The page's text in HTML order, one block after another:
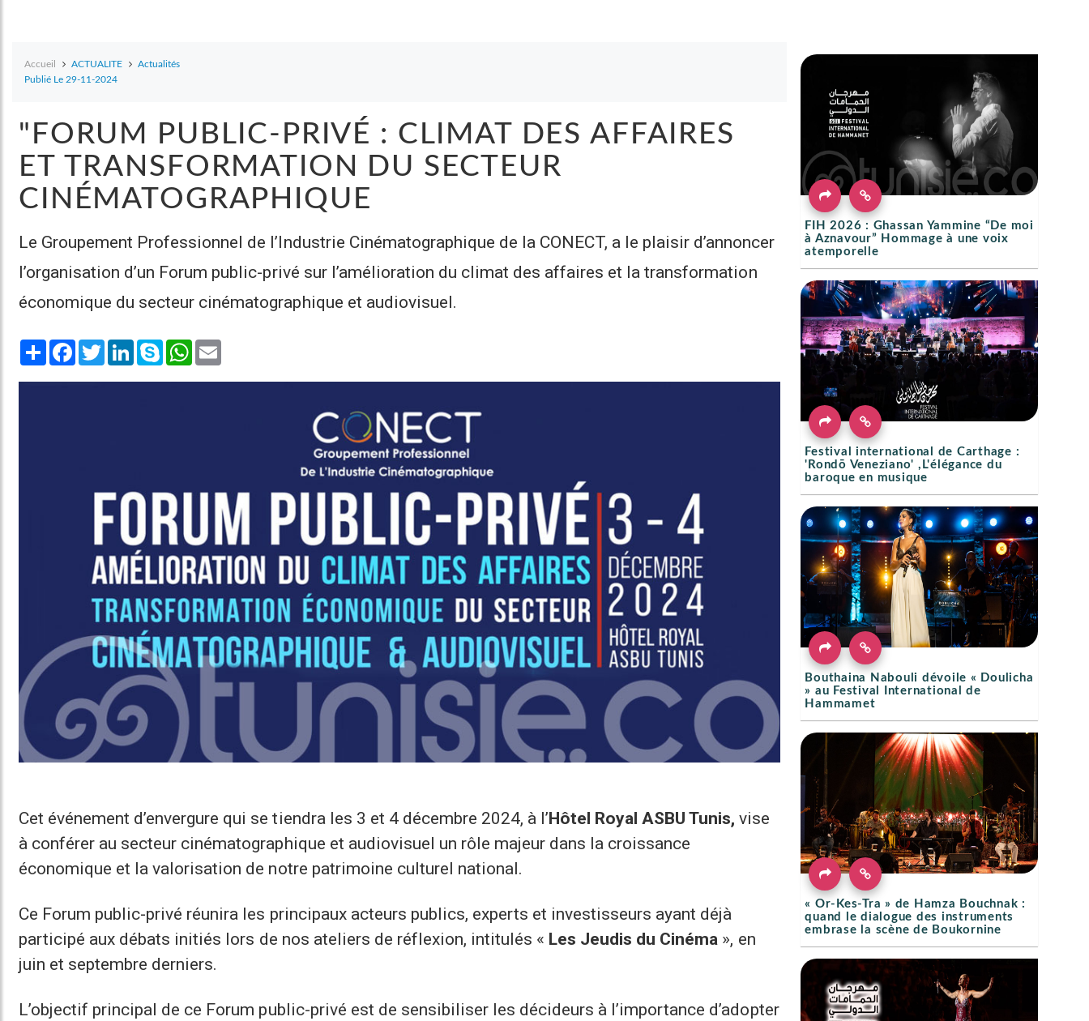
Accueil ACTUALITE
Actualités
Publié Le 29-11-2024
"FORUM PUBLIC-PRIVÉ : CLIMAT DES AFFAIRES
ET TRANSFORMATION DU SECTEUR
CINÉMATOGRAPHIQUE
Le Groupement Professionnel de l’Industrie Cinématographique de la CONECT, a le plaisir d’annoncer
l’organisation d’un Forum public-privé sur l’amélioration du climat des affaires et la transformation
économique du secteur cinématographique et audiovisuel.
Share Facebook
TwitterLinkedInSkype WhatsApp
Cet événement d’envergure qui se tiendra les 3 et 4 décembre 2024, à l’Hôtel Royal ASBU Tunis, vise
à conférer au secteur cinématographique et audiovisuel un rôle majeur dans la croissance
économique et la valorisation de notre patrimoine culturel national.
Ce Forum public-privé réunira les principaux acteurs publics, experts et investisseurs ayant déjà
participé aux débats initiés lors de nos ateliers de réflexion, intitulés « Les Jeudis du Cinéma », en
juin et septembre derniers.
L’objectif principal de ce Forum public-privé est de sensibiliser les décideurs à l’importance d’adopter
FIH 2026 : Ghassan Yammine “De moi
à Aznavour” Hommage à une voix
atemporelle
Festival international de Carthage :
'Rondō Veneziano' ,L'élégance du
baroque en musique
Bouthaina Nabouli dévoile « Doulicha
» au Festival International de
Hammamet
« Or-Kes-Tra » de Hamza Bouchnak :
quand le dialogue des instruments
embrase la scène de Boukornine